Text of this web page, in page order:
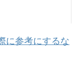
に参考にするな